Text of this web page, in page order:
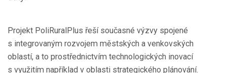
Projekt PoliRuralPlus řeší současné výzvy spojené
s integrovaným rozvojem městských a venkovských
oblastí, a to prostřednictvím technologických inovací
s využitím například v oblasti strategického plánování.